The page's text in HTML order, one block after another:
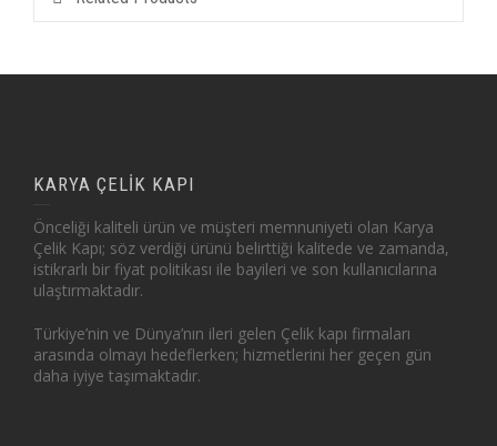
KARYA ÇELİK KAPI
Önceliği kaliteli ürün ve müşteri memnuniyeti olan Karya
Çelik Kapı; söz verdiği ürünü belirttiği kalitede ve zamanda,
istikrarlı bir fiyat politikası ile bayileri ve son kullanıcılarına
ulaştırmaktadır.
Türkiye’nin ve Dünya’nın ileri gelen Çelik kapı firmaları
arasında olmayı hedeflerken; hizmetlerini her geçen gün
daha iyiye taşımaktadır.